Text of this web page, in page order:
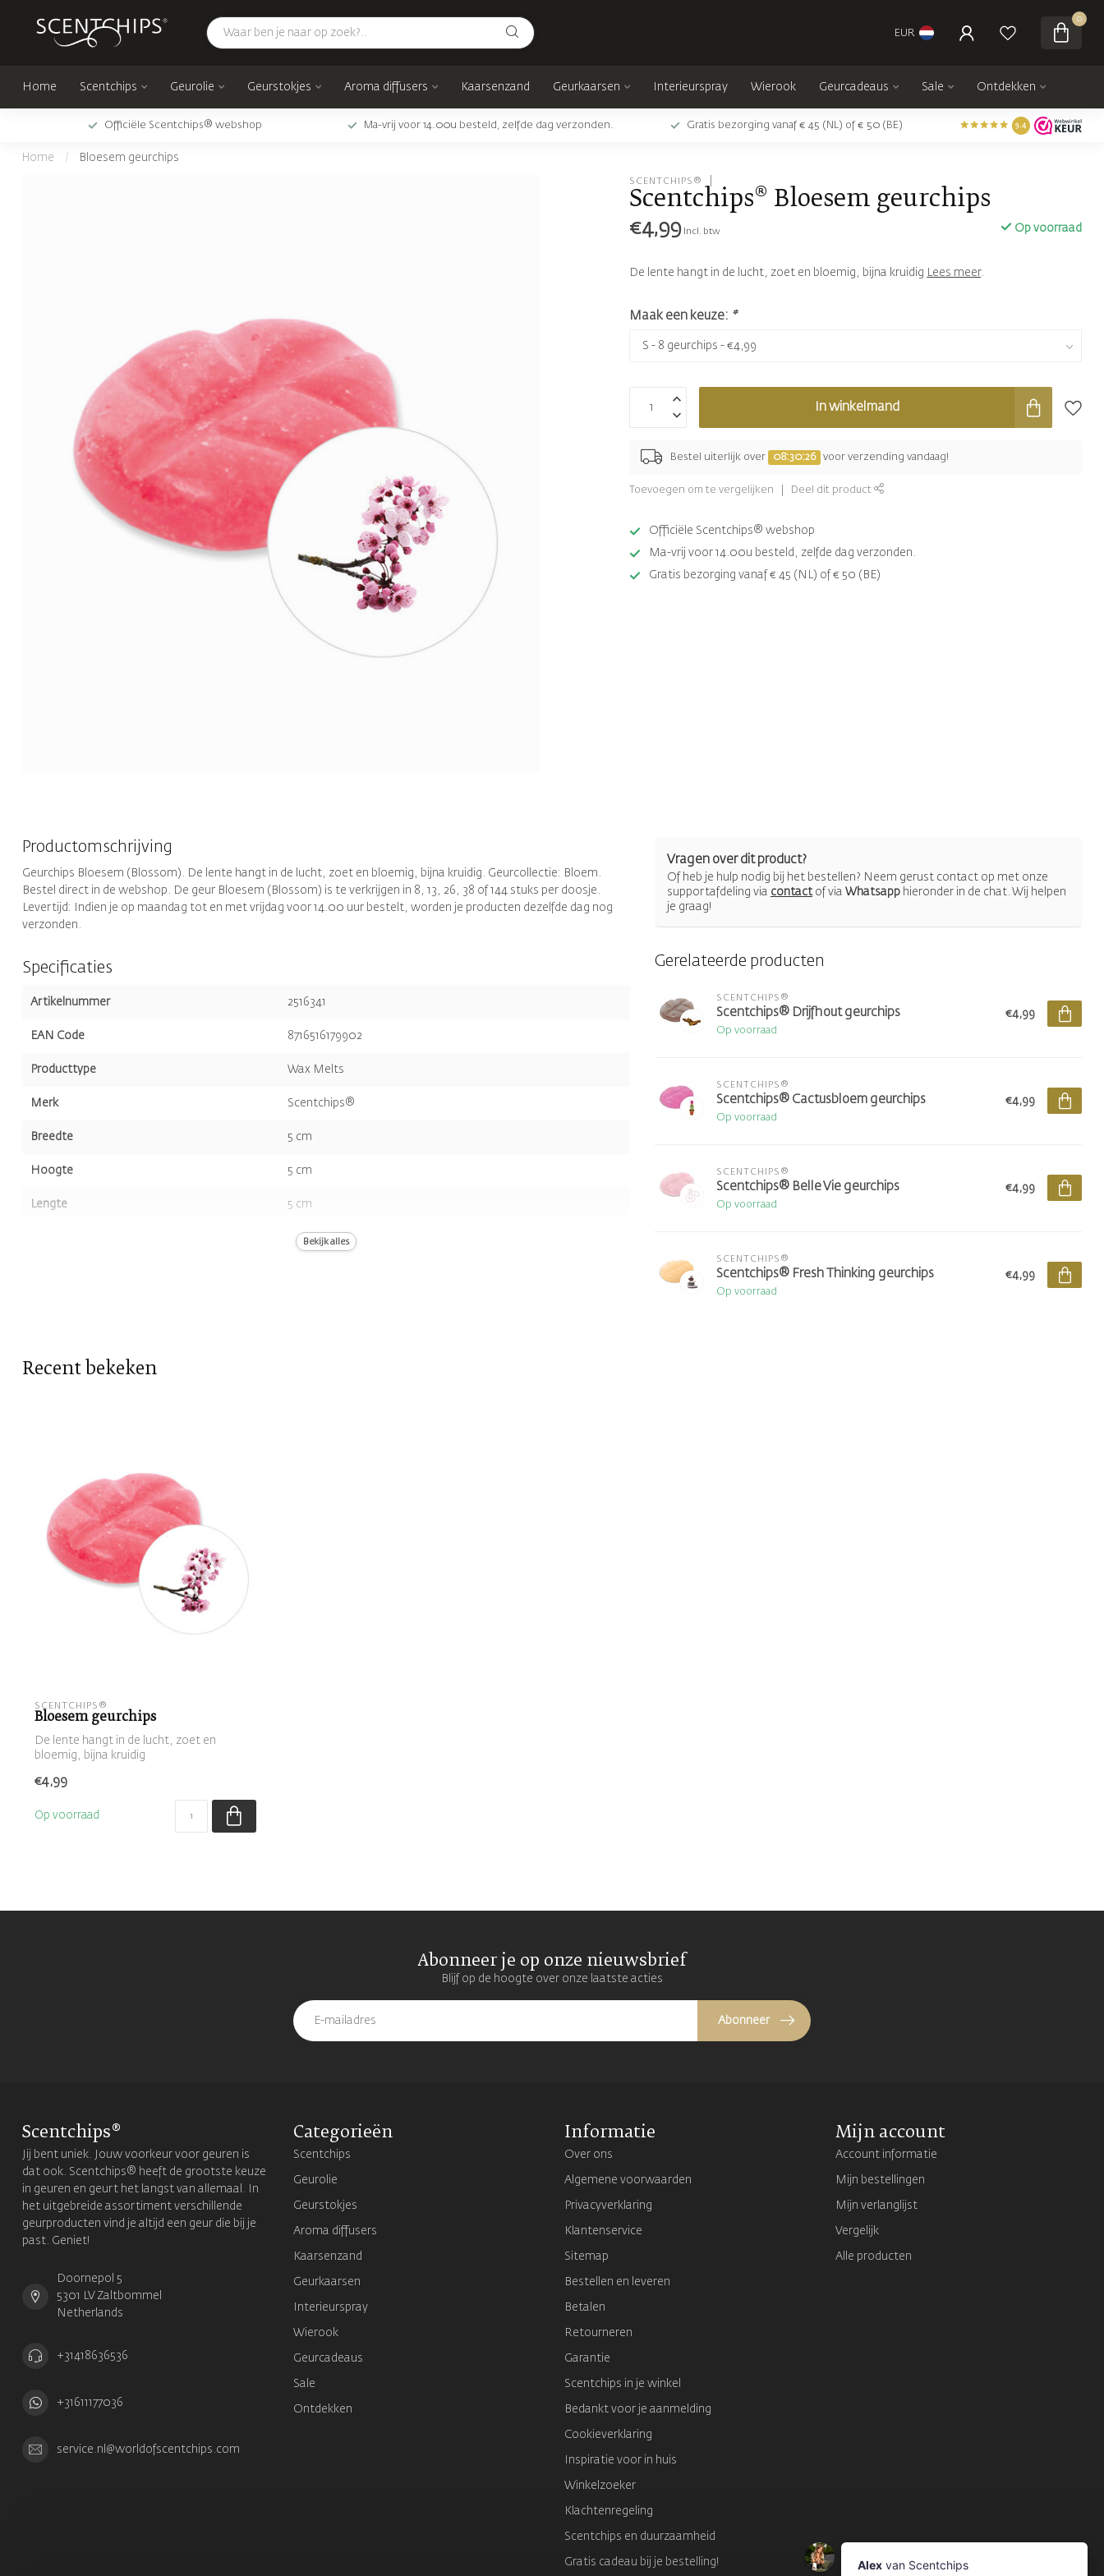
EUR
0
Home Scentchips Geurolie Geurstokjes Aroma diffusers Kaarsenzand Geurkaarsen Interieurspray Wierook Geurcadeaus Sale Ontdekken
Officiële Scentchips® webshop Ma-vrij voor 14.00u besteld, zelfde dag verzonden. Gratis bezorging vanaf € 45 (NL) of € 50 (BE) 9.4
Home / Bloesem geurchips
SCENTCHIPS®
Scentchips® Bloesem geurchips
€4,99 Incl. btw Op voorraad
De lente hangt in de lucht, zoet en bloemig, bijna kruidig Lees meer.
Maak een keuze: *
In winkelmand
Bestel uiterlijk over 08:30:26 voor verzending vandaag!
Toevoegen om te vergelijken Deel dit product
Officiële Scentchips® webshop
Ma-vrij voor 14.00u besteld, zelfde dag verzonden.
Gratis bezorging vanaf € 45 (NL) of € 50 (BE)
Productomschrijving
Geurchips Bloesem (Blossom). De lente hangt in de lucht, zoet en bloemig, bijna kruidig. Geurcollectie: Bloem.
Bestel direct in de webshop. De geur Bloesem (Blossom) is te verkrijgen in 8, 13, 26, 38 of 144 stuks per doosje.
Levertijd: Indien je op maandag tot en met vrijdag voor 14.00 uur bestelt, worden je producten dezelfde dag nog
verzonden.
Specificaties
Artikelnummer 2516341
EAN Code 8716516179902
Producttype Wax Melts
Merk Scentchips®
Breedte 5 cm
Hoogte 5 cm
Lengte 5 cm
8st.Bekijk alles
Vragen over dit product?
Of heb je hulp nodig bij het bestellen? Neem gerust contact op met onze
supportafdeling via contactof via Whatsapp hieronder in de chat. Wij helpen
je graag!
Gerelateerde producten
SCENTCHIPS®
Scentchips® Drijfhout geurchips
Op voorraad
€4,99
SCENTCHIPS®
Scentchips® Cactusbloem geurchips
Op voorraad
€4,99
SCENTCHIPS®
Scentchips® Belle Vie geurchips
Op voorraad
€4,99
SCENTCHIPS®
Scentchips® Fresh Thinking geurchips
Op voorraad
€4,99
Recent bekeken
SCENTCHIPS®
Bloesem geurchips
De lente hangt in de lucht, zoet en
bloemig, bijna kruidig
€4,99
Op voorraad
Abonneer je op onze nieuwsbrief
Blijf op de hoogte over onze laatste acties
Abonneer
Scentchips®
Jij bent uniek. Jouw voorkeur voor geuren is
dat ook. Scentchips® heeft de grootste keuze
in geuren en geurt het langst van allemaal. In
het uitgebreide assortiment verschillende
geurproducten vind je altijd een geur die bij je
past. Geniet!
Doornepol 5
5301 LV Zaltbommel
Netherlands
+31418636536
+31611177036
service.nl@worldofscentchips.com
Categorieën
Scentchips
Geurolie
Geurstokjes
Aroma diffusers
Kaarsenzand
Geurkaarsen
Interieurspray
Wierook
Geurcadeaus
Sale
Ontdekken
Informatie
Over ons
Algemene voorwaarden
Privacyverklaring
Klantenservice
Sitemap
Bestellen en leveren
Betalen
Retourneren
Garantie
Scentchips in je winkel
Bedankt voor je aanmelding
Cookieverklaring
Inspiratie voor in huis
Winkelzoeker
Klachtenregeling
Scentchips en duurzaamheid
Gratis cadeau bij je bestelling!
Mijn account
Account informatie
Mijn bestellingen
Mijn verlanglijst
Vergelijk
Alle producten